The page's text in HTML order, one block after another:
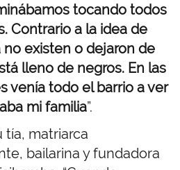
tocando todos
Contrario a la idea de
existen o dejaron de
lleno de negros. En las
venía todo el barrio a ver
mi familia”.
tía, matriarca
bailarina y fundadora